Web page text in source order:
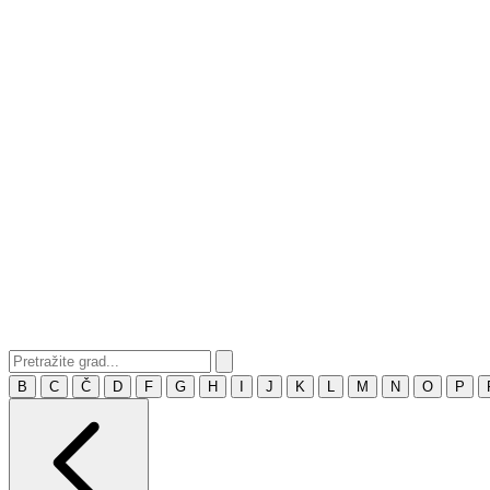
B C Č D F G H J K M N O P